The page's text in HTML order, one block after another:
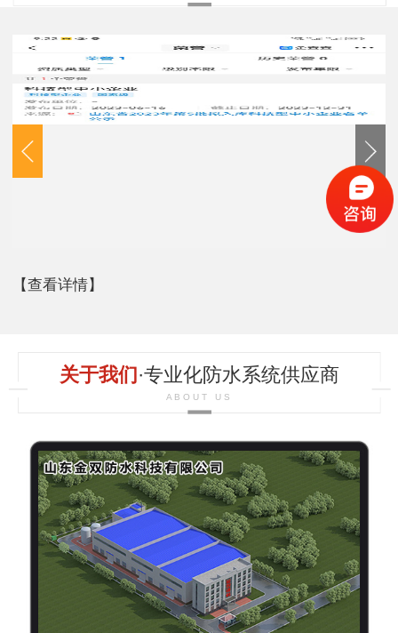
【查看详情】
关于我们 ·专业化防水系统供应商
ABOUT US